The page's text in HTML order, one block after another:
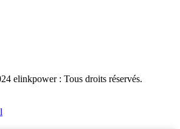
elinkpower : Tous droits réservés.